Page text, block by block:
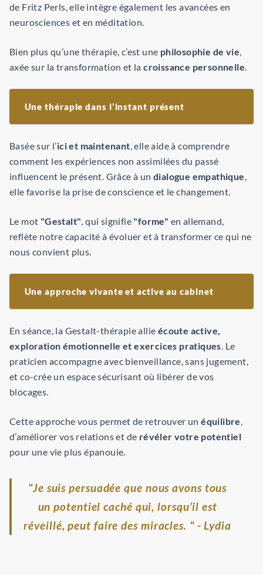
de Fritz Perls, elle intègre également les avancées en
neurosciences et en méditation.
Bien plus qu’une thérapie, c’est une philosophie de vie
axée sur la transformation et lacroissance personnelle
Une thérapie dans l’instant présent
Basée sur l’ici et maintenant, elle aide à comprendre
comment les expériences non assimilées du passé
influencent le présent. Grâce à un dialogue empathique,
elle favorise la prise de conscience et le changement.
Le mot "Gestalt", qui signifie "forme" en allemand,
reflète notre capacité à évoluer et à transformer ce qui ne
nous convient plus.
Une approche vivante et active au cabinet
En séance, la Gestalt-thérapie allie écoute active,
exploration émotionnelle et exercices pratiques. Le
praticien accompagne avec bienveillance, sans jugement,
et co-crée un espace sécurisant où libérer de vos
blocages.
Cette approche vous permet de retrouver unéquilibre,
d’améliorer vos relations et de révéler votre potentiel
pour une vie plus épanouie.
"Je suis persuadée que nous avons tous
un potentiel caché qui, lorsqu’il est
réveillé, peut faire des miracles. " - Lydia